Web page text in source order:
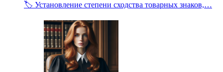
🏷️ Установление степени сходства товарных знаков,…